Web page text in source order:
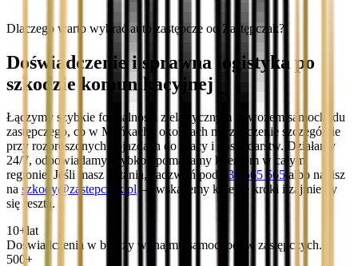
Dlaczego warto wybrać auto zastępcze od Zastępczak?
Doświadczenie i sprawna logistyka po
szkodzie komunikacyjnej
Łączymy szybkie formalności z elastycznym dowozem samochodu
zastępczego, co w Mońkach i okolicach ma znaczenie szczególnie
przy rozproszonych dojazdach do pracy i gospodarstw. Działamy
24/7, odpowiadamy szybko i pomagamy klientom w całym
regionie. Jeśli masz pytania, zadzwoń pod
536 565 565 albo napisz
na szkody@zastepczak.pl — wskażemy kolejne kroki i zajmiemy
się resztą.
10+ lat
Doświadczenia w branży wynajmu samochodów zastępczych.
500+